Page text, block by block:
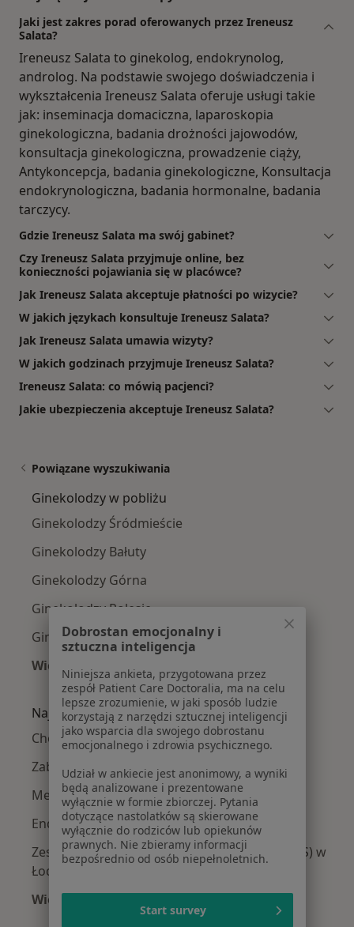
Jaki jest zakres porad oferowanych przez Ireneusz
Salata?
Ireneusz Salata to ginekolog, endokrynolog,
androlog. Na podstawie swojego doświadczenia i
wykształcenia Ireneusz Salata oferuje usługi takie
jak: inseminacja domaciczna, laparoskopia
ginekologiczna, badania drożności jajowodów,
konsultacja ginekologiczna, prowadzenie ciąży,
Antykoncepcja, badania ginekologiczne, Konsultacja
endokrynologiczna, badania hormonalne, badania
tarczycy.
Gdzie Ireneusz Salata ma swój gabinet?
Czy Ireneusz Salata przyjmuje online, bez
konieczności pojawiania się w placówce?
Jak Ireneusz Salata akceptuje płatności po wizycie?
W jakich językach konsultuje Ireneusz Salata?
Jak Ireneusz Salata umawia wizyty?
W jakich godzinach przyjmuje Ireneusz Salata?
Ireneusz Salata: co mówią pacjenci?
Jakie ubezpieczenia akceptuje Ireneusz Salata?
Powiązane wyszukiwania
Ginekolodzy w pobliżu
Ginekolodzy Śródmieście
Ginekolodzy Bałuty
Ginekolodzy Górna
Ginekolodzy Polesie
Ginekolodzy Widzew
Więcej (2)
Więcej w kategorii: Ginekolodzy w pobliżu
Najczęście leczone choroby
Choroby ginekologiczne w Łodzi
Zaburzenia miesiączkowania w Łodzi
Menopauza w Łodzi
Endometrioza w Łodzi
Zespół policystycznych jajników (PCOS / PMOS) w
Łodzi
Więcej (15)
Więcej w kategorii: Najczęście leczone
Dobrostan emocjonalny i
sztuczna inteligencja
Niniejsza ankieta, przygotowana przez
zespół Patient Care Doctoralia, ma na celu
lepsze zrozumienie, w jaki sposób ludzie
korzystają z narzędzi sztucznej inteligencji
jako wsparcia dla swojego dobrostanu
emocjonalnego i zdrowia psychicznego.
Udział w ankiecie jest anonimowy, a wyniki
będą analizowane i prezentowane
wyłącznie w formie zbiorczej. Pytania
dotyczące nastolatków są skierowane
wyłącznie do rodziców lub opiekunów
prawnych. Nie zbieramy informacji
bezpośrednio od osób niepełnoletnich.
Start survey